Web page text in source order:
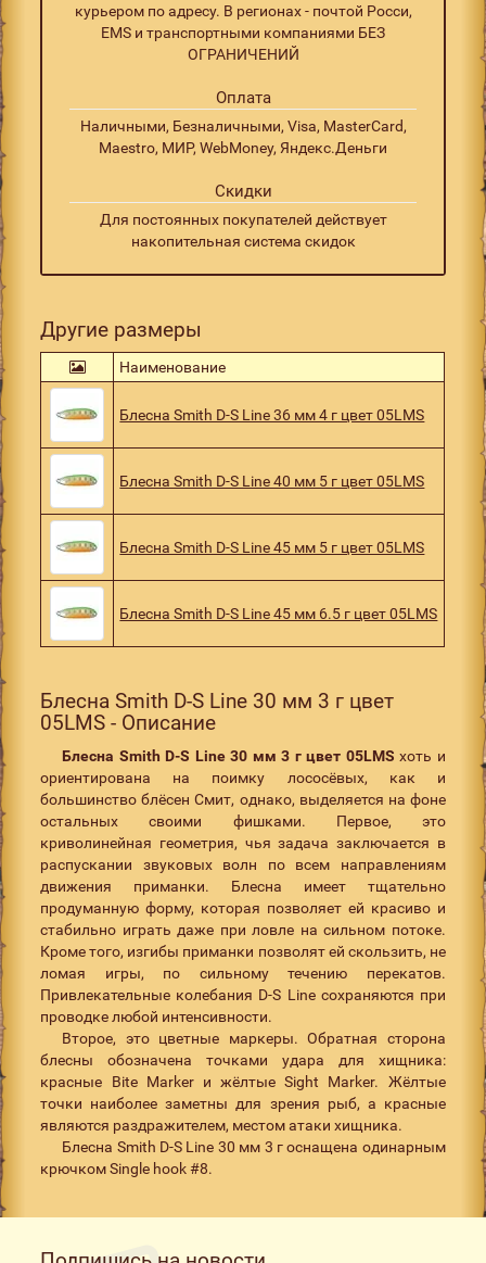
курьером по адресу. В регионах - почтой Росси,
EMS и транспортными компаниями БЕЗ
ОГРАНИЧЕНИЙ
Оплата
Наличными, Безналичными, Visa, MasterCard,
Maestro, МИР, WebMoney, Яндекс.Деньги
Скидки
Для постоянных покупателей действует
накопительная система скидок
Другие размеры
Наименование
Блесна Smith D-S Line 36 мм 4 г цвет 05LMS
Блесна Smith D-S Line 40 мм 5 г цвет 05LMS
Блесна Smith D-S Line 45 мм 5 г цвет 05LMS
Блесна Smith D-S Line 45 мм 6.5 г цвет 05LMS
Блесна Smith D-S Line 30 мм 3 г цвет
05LMS - Описание
Блесна Smith D-S Line 30 мм 3 г цвет 05LMS хоть и
ориентирована на поимку лососёвых, как и
большинство блёсен Смит, однако, выделяется на фоне
остальных своими фишками. Первое, это
криволинейная геометрия, чья задача заключается в
распускании звуковых волн по всем направлениям
движения приманки. Блесна имеет тщательно
продуманную форму, которая позволяет ей красиво и
стабильно играть даже при ловле на сильном потоке.
Кроме того, изгибы приманки позволят ей скользить, не
ломая игры, по сильному течению перекатов.
Привлекательные колебания D-S Line сохраняются при
проводке любой интенсивности.
Второе, это цветные маркеры. Обратная сторона
блесны обозначена точками удара для хищника:
красные Bite Marker и жёлтые Sight Marker. Жёлтые
точки наиболее заметны для зрения рыб, а красные
являются раздражителем, местом атаки хищника.
Блесна Smith D-S Line 30 мм 3 г оснащена одинарным
крючком Single hook #8.